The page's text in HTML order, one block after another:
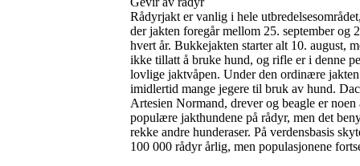
Rådyrjakt er vanlig i hele
der jakten foregår mellom 25. september og
hvert år. Bukkejakten starter alt 10. august,
ikke tillatt å bruke hund, og rifle er i denne
lovlige jaktvåpen. Under den ordinære
imidlertid mange jegere til bruk av hund.
Artesien Normand, drever og beagle er noen
populære jakthundene på rådyr, men det
rekke andre hunderaser. På verdensbasis
100 000 rådyr årlig, men populasjonene